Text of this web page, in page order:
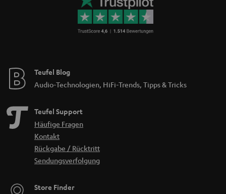
Teufel Blog
Audio-Technologien, HiFi-Trends, Tipps & Tricks
Teufel Support
Häufige Fragen
Kontakt
Rückgabe / Rücktritt
Sendungsverfolgung
Store Finder